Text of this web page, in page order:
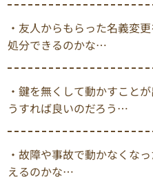
・友人からもらった名義変
処分できるのかな…
・鍵を無くして動かすこと
うすれば良いのだろう…
・故障や事故で動かなくな
えるのかな…